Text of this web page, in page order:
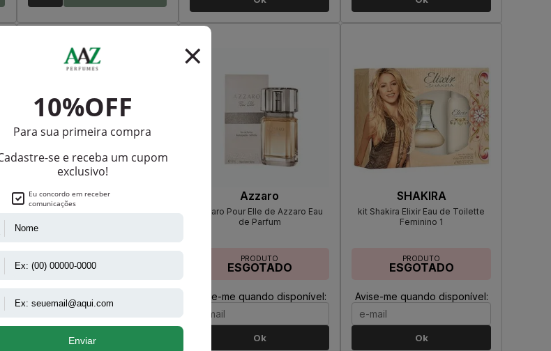
Ellen Tracy
ESGOTADO
Avise-me quando disponível:
Ok
Azzaro
Azzaro Pour Elle de Azzaro Eau
de Parfum
PRODUTO
ESGOTADO
Avise-me quando disponível:
Ok
SHAKIRA
kit Shakira Elixir Eau de Toilette
Feminino 1
PRODUTO
ESGOTADO
Avise-me quando disponível:
Ok